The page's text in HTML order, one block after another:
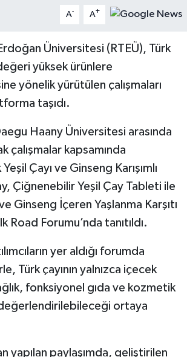
A- A+
Üniversitesi (RTEÜ), Türk
yüksek ürünlere
yönelik yürütülen çalışmaları
taşıdı.
Haany Üniversitesi arasında
çalışmalar kapsamında
Çayı ve Ginseng Karışımlı
Çiğnenebilir Yeşil Çay Tableti ile
Ginseng İçeren Yaşlanma Karşıtı
Road Forumu’nda tanıtıldı.
yer aldığı forumda
Türk çayının yalnızca içecek
fonksiyonel gıda ve kozmetik
ortaya
yapılan paylaşımda, geliştirilen